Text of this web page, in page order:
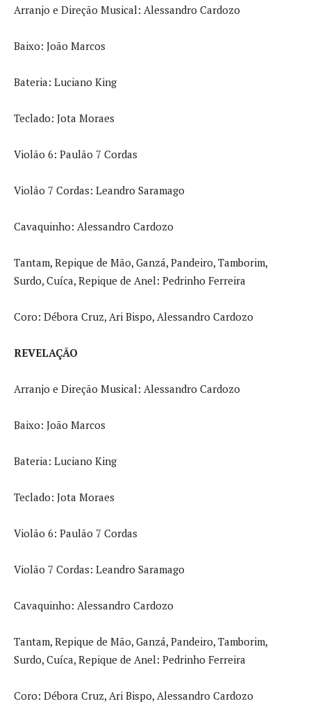
Arranjo e Direção Musical: Alessandro Cardozo
Baixo: João Marcos
Bateria: Luciano King
Teclado: Jota Moraes
Violão 6: Paulão 7 Cordas
Violão 7 Cordas: Leandro Saramago
Cavaquinho: Alessandro Cardozo
Tantam, Repique de Mão, Ganzá, Pandeiro, Tamborim,
Surdo, Cuíca, Repique de Anel: Pedrinho Ferreira
Coro: Débora Cruz, Ari Bispo, Alessandro Cardozo
REVELAÇÃO
Arranjo e Direção Musical: Alessandro Cardozo
Baixo: João Marcos
Bateria: Luciano King
Teclado: Jota Moraes
Violão 6: Paulão 7 Cordas
Violão 7 Cordas: Leandro Saramago
Cavaquinho: Alessandro Cardozo
Tantam, Repique de Mão, Ganzá, Pandeiro, Tamborim,
Surdo, Cuíca, Repique de Anel: Pedrinho Ferreira
Coro: Débora Cruz, Ari Bispo, Alessandro Cardozo